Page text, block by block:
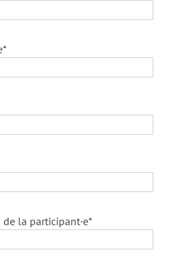
la participant·e*